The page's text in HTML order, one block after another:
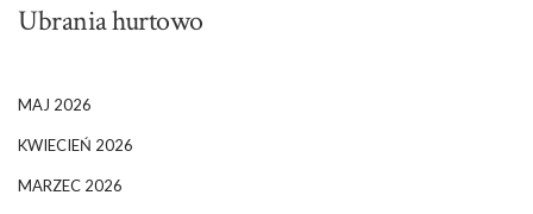
Ubrania hurtowo
MAJ 2026
KWIECIEŃ 2026
MARZEC 2026